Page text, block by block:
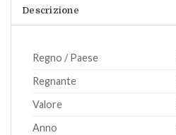
Descrizione
Regno / Paese
Regnante
Valore
Anno